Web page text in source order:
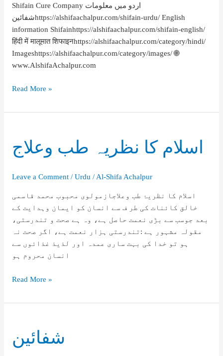
Shifain Cure Company اردو میں معلومات
شفائینhttps://alshifaachalpur.com/shifain-urdu/ English
information Shifainhttps://alshifaachalpur.com/shifain-english/
हिंदी में मालूमात शिफाइनhttps://alshifaachalpur.com/category/hindi/
Imageshttps://alshifaachalpur.com/category/images/ 🌐
www.AlshifaAchalpur.com
Shifain
Read More »
اسلام کا نظریہ طب وعلاج
Leave a Comment / Urdu / Al-Shifa Achalpur
اسلام کا نظریۂ طب وعلاجازمولوی محبوب محمد قاسمی
خالق کائنات کی طر ف سے انسان کو ایمان وہدایت کے
بعد جوسب سے بڑی نعمت حاصل ہے، وہ ہے صحت و تندرستی،
مقولہ مشہور ہے :تندرستی ہزار نعمت ہے، اگر صحت نہ
ہو تو خدا کی بہت ساری عمدہ اور لذیذ غذائوں سے
انسان محروم ہو
اسلام
نظریہ
Read More »
شفائین